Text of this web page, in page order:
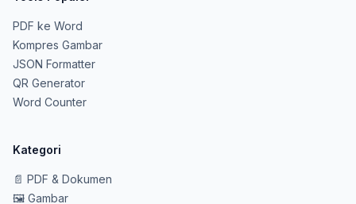
PDF ke Word
Kompres Gambar
JSON Formatter
QR Generator
Word Counter
Kategori
📄 PDF & Dokumen
🖼️ Gambar